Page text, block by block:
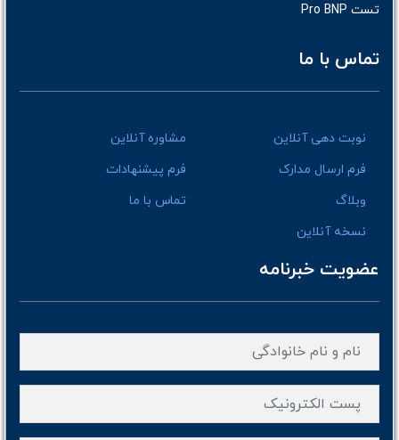
تست Pro BNP
تماس با ما
نوبت دهی آنلاین
مشاوره آنلاین
فرم ارسال مدارک
فرم پیشنهادات
وبلاگ
تماس با ما
نسخه آنلاین
عضویت خبرنامه